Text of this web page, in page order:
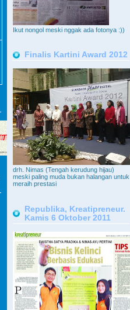
Ikut nongol meski nggak ada fotonya :))
Finalis Kartini Award 2012
drh. Nimas (Tengah kerudung hijau)
meski paling muda bukan halangan untuk
meraih prestasi
Republika, Kreatipreneur.
Kamis 6 Oktober 2011